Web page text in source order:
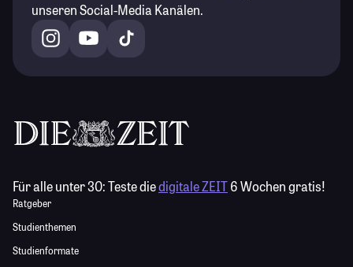
unseren Social-Media Kanälen.
Für alle unter 30:Teste diedigitale ZEIT6 Wochen gratis!
Ratgeber
Studienthemen
Studienformate